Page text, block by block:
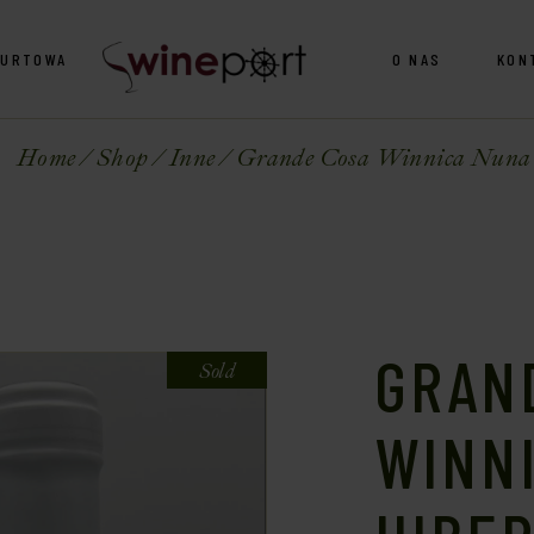
O NAS
Home Shop Inne Grande Cosa Winnica Nuna
Sold